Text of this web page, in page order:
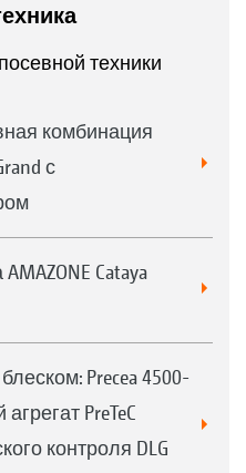
техники
комбинация
с
Cataya
Precea 4500-
PreTeC
контроля DLG